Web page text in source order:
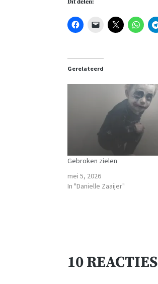
Dit delen:
Gerelateerd
Gebroken zielen
mei 5, 2026
In "Danielle Zaaijer"
10 REACTIES